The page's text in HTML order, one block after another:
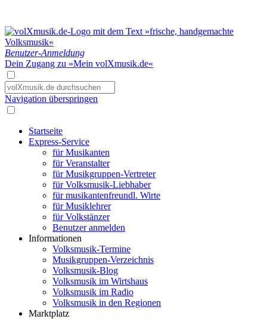
Benutzer-Anmeldung
Dein Zugang zu »Mein volXmusik.de«
Navigation überspringen
Startseite
Express-Service
für Musikanten
für Veranstalter
für Musikgruppen-Vertreter
für Volksmusik-Liebhaber
für musikantenfreundl. Wirte
für Musiklehrer
für Volkstänzer
Benutzer anmelden
Informationen
Volksmusik-Termine
Musikgruppen-Verzeichnis
Volksmusik-Blog
Volksmusik im Wirtshaus
Volksmusik im Radio
Volksmusik in den Regionen
Marktplatz